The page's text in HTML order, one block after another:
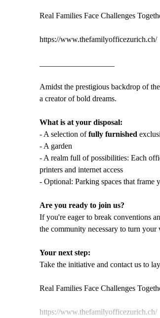
Real Families Face Challenges
https://www.thefamilyofficezurich.ch/
Amidst the prestigious backdrop of
a creator of bold dreams.
What is at your disposal:
- A selection offully furnished
- A garden
- A realm full of possibilities: Each
printers and internet access
- Optional: Parking spaces that frame
Are you ready to join us?
If you're eager to break conventions
the community necessary to turn your
Your next step:
Take the initiative and contact us to
Real Families Face Challenges
https://www.thefamilyofficezurich.ch/